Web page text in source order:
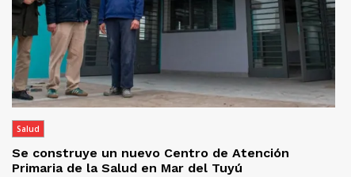
Salud
Se construye un nuevo Centro de Atención
Primaria de la Salud en Mar del Tuyú